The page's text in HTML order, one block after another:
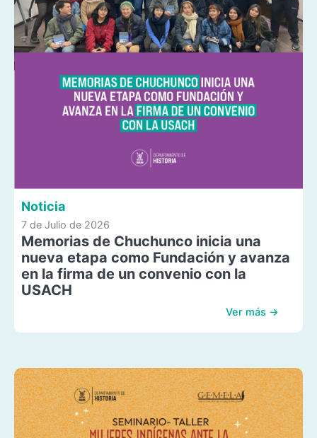
Noticia
7 de Julio de 2026
Memorias de Chuchunco inicia una
nueva etapa como Fundación y avanza
en la firma de un convenio con la
USACH
Ver más →